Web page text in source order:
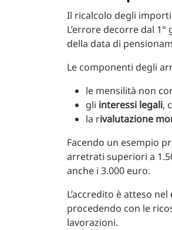
Il ricalcolo degli
L’errore decorre dal
della data di
Le componenti degli
le mensilità non
gli interessi legali,
la rivalutazione
Facendo un esempio
arretrati superiori a
anche i 3.000 euro.
L’accredito è atteso nel
procedendo con le
lavorazioni.